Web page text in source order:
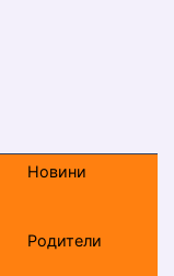
Новини
Родители